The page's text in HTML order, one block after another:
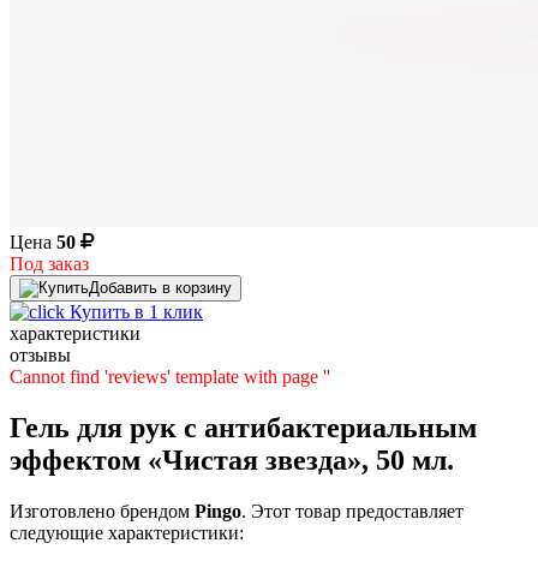
Цена 50
Под заказ
Добавить в корзину
Купить в 1 клик
характеристики
отзывы
Cannot find 'reviews' template with page ''
Гель для рук с антибактериальным
эффектом «Чистая звезда», 50 мл.
Изготовлено брендом Pingo. Этот товар предоставляет
следующие характеристики: